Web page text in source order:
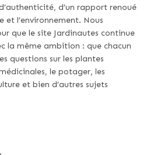
d’un rapport renoué
et l’environnement. Nous
que le site Jardinautes continue
la même ambition : que chacun
questions sur les plantes
le potager, les
et bien d’autres sujets